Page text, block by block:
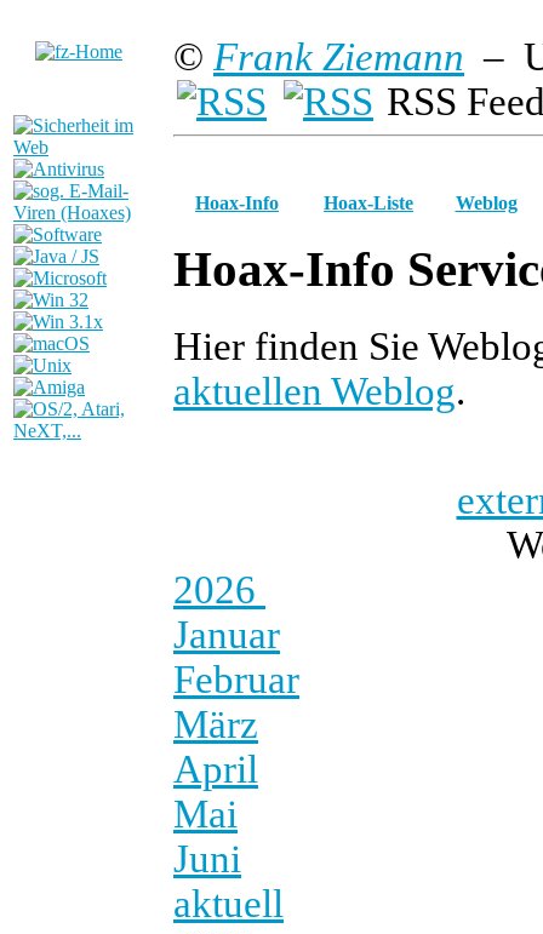
© Frank Ziemann –
RSS
Hoax-Info Hoax-Liste Weblog
Hoax-Info
Hier finden Sie
aktuellen Weblog.
2026
Januar
Februar
März
April
Mai
Juni
aktuell